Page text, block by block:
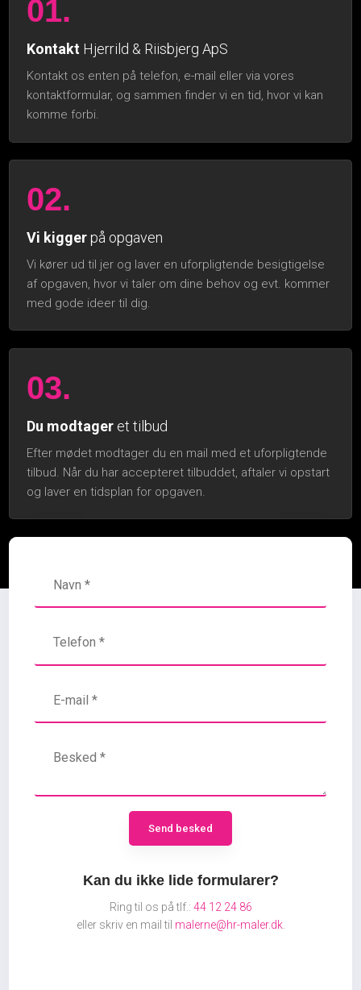
01.
Kontakt Hjerrild & Riisbjerg ApS
Kontakt os enten på telefon, e-mail eller via ​vores
kontaktformular, og sammen finder vi en tid, hvor vi kan
komme forbi.
02.
Vi kigger på opgaven
Vi kører ud til jer og laver en uforpligtende besigtigelse
af opgaven, hvor vi taler om dine behov og evt. kommer
med gode ideer til dig.
03.
Du modtager et tilbud
Efter mødet modtager du en mail med et uforpligtende
tilbud. Når du har accepteret tilbuddet, aftaler vi opstart
og laver en tidsplan for opgaven.
​Kan du ikke lide formularer?
Ring til os på tlf.: 44 12 24 86
​eller skriv en mail til malerne@hr-maler.dk.